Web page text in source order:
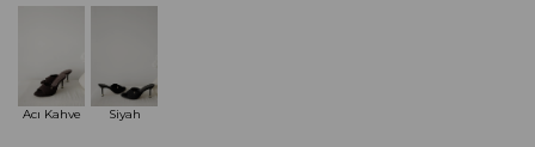
Acı Kahve Siyah